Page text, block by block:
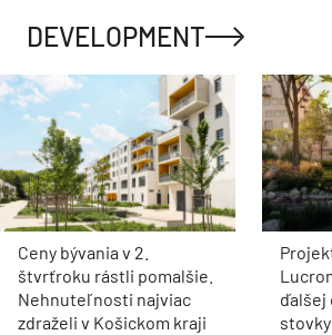
DEVELOPMENT
Ceny bývania v 2.
štvrťroku rástli pomalšie.
Nehnuteľnosti najviac
zdraželi v Košickom kraji
ďalšej